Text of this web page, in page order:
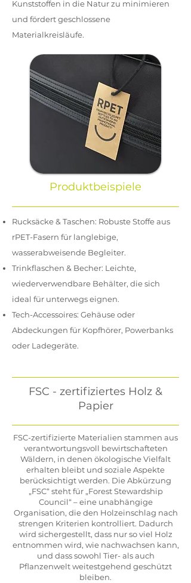
Kunststoffen in die Natur zu minimieren
und fördert geschlossene
Materialkreisläufe.
Produktbeispiele
Rucksäcke & Taschen: Robuste Stoffe aus
rPET-Fasern für langlebige,
wasserabweisende Begleiter.
Trinkflaschen & Becher: Leichte,
wiederverwendbare Behälter, die sich
ideal für unterwegs eignen.
Tech-Accessoires: Gehäuse oder
Abdeckungen für Kopfhörer, Powerbanks
oder Ladegeräte.
FSC - zertifiziertes Holz &
Papier
​FSC-zertifizierte Materialien stammen aus
verantwortungsvoll bewirtschafteten
Wäldern, in denen ökologische Vielfalt
erhalten bleibt und soziale Aspekte
berücksichtigt werden. Die Abkürzung
„FSC“ steht für „Forest Stewardship
Council“ – eine unabhängige
Organisation, die den Holzeinschlag nach
strengen Kriterien kontrolliert. Dadurch
wird sichergestellt, dass nur so viel Holz
entnommen wird, wie nachwachsen kann,
und dass sowohl Tier- als auch
Pflanzenwelt weitestgehend geschützt
bleiben.